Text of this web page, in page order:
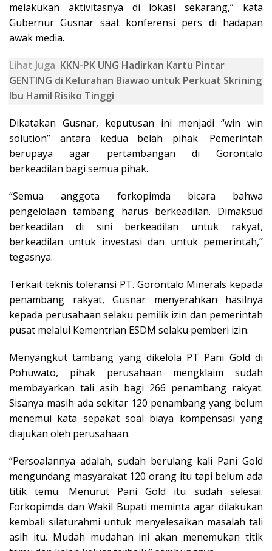
melakukan aktivitasnya di lokasi sekarang,” kata
Gubernur Gusnar saat konferensi pers di hadapan
awak media.
Lihat Juga KKN-PK UNG Hadirkan Kartu Pintar
GENTING di Kelurahan Biawao untuk Perkuat Skrining
Ibu Hamil Risiko Tinggi
Dikatakan Gusnar, keputusan ini menjadi “win win
solution” antara kedua belah pihak. Pemerintah
berupaya agar pertambangan di Gorontalo
berkeadilan bagi semua pihak.
“Semua anggota forkopimda bicara bahwa
pengelolaan tambang harus berkeadilan. Dimaksud
berkeadilan di sini berkeadilan untuk rakyat,
berkeadilan untuk investasi dan untuk pemerintah,”
tegasnya.
Terkait teknis toleransi PT. Gorontalo Minerals kepada
penambang rakyat, Gusnar menyerahkan hasilnya
kepada perusahaan selaku pemilik izin dan pemerintah
pusat melalui Kementrian ESDM selaku pemberi izin.
Menyangkut tambang yang dikelola PT Pani Gold di
Pohuwato, pihak perusahaan mengklaim sudah
membayarkan tali asih bagi 266 penambang rakyat.
Sisanya masih ada sekitar 120 penambang yang belum
menemui kata sepakat soal biaya kompensasi yang
diajukan oleh perusahaan.
“Persoalannya adalah, sudah berulang kali Pani Gold
mengundang masyarakat 120 orang itu tapi belum ada
titik temu. Menurut Pani Gold itu sudah selesai.
Forkopimda dan Wakil Bupati meminta agar dilakukan
kembali silaturahmi untuk menyelesaikan masalah tali
asih itu. Mudah mudahan ini akan menemukan titik